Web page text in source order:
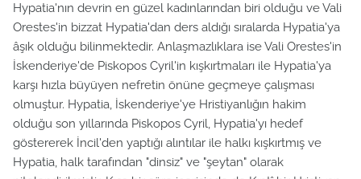
Hypatia'nın devrin en güzel kadınlarından biri olduğu ve Vali
Orestes'in bizzat Hypatia'dan ders aldığı sıralarda Hypatia'ya
âşık olduğu bilinmektedir. Anlaşmazlıklara ise Vali Orestes'in
İskenderiye'de Piskopos Cyril'in kışkırtmaları ile Hypatia'ya
karşı hızla büyüyen nefretin önüne geçmeye çalışması
olmuştur. Hypatia, İskenderiye'ye Hristiyanlığın hakim
olduğu son yıllarında Piskopos Cyril, Hypatia'yı hedef
göstererek İncil'den yaptığı alıntılar ile halkı kışkırtmış ve
Hypatia, halk tarafından "dinsiz" ve "şeytan" olarak